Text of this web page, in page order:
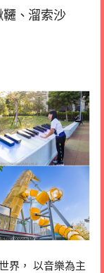
、溜索沙
界， 以音樂為主